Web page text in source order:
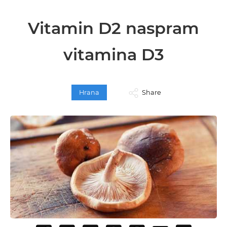
Vitamin D2 naspram
vitamina D3
Hrana Share